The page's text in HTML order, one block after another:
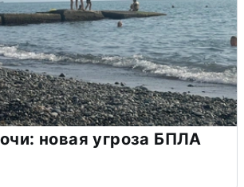
новая угроза БПЛА